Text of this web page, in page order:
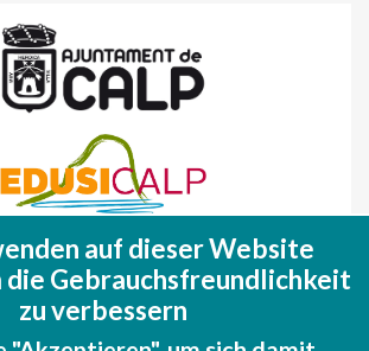
de Desarrollo Regional
de hacer EUROPA
auf dieser Website
die Gebrauchsfreundlichkeit
zu verbessern